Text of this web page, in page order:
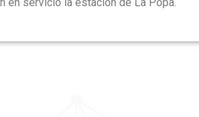
en servicio la estación de La Popa.